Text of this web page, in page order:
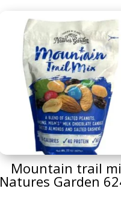
Mountain trail
Natures Garden